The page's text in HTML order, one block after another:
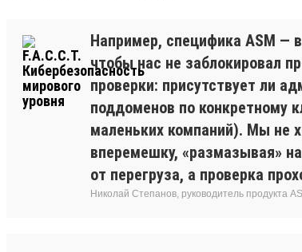
Например, специфика ASM —
чтобы нас не заблокировал
проверки: присутствует ли
поддоменов по конкретному
маленьких компаний). Мы не
вперемешку, «размазывая»
от перегруза, а проверка
Николай Степанов, руководитель продукта